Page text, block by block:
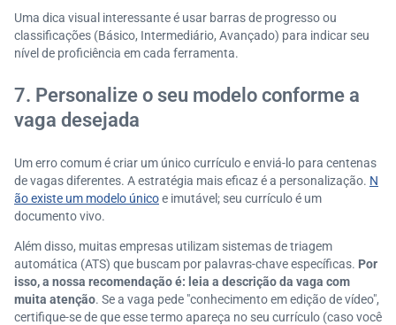
Uma dica visual interessante é usar barras de progresso ou
classificações (Básico, Intermediário, Avançado) para indicar seu
nível de proficiência em cada ferramenta.
7. Personalize o seu modelo conforme a
vaga desejada
Um erro comum é criar um único currículo e enviá-lo para centenas
de vagas diferentes. A estratégia mais eficaz é a personalização. N
ão existe um modelo únicoe imutável; seu currículo é um
documento vivo.
Além disso, muitas empresas utilizam sistemas de triagem
automática (ATS) que buscam por palavras-chave específicas. Por
isso, a nossa recomendação é: leia a descrição da vaga com
muita atenção. Se a vaga pede "conhecimento em edição de vídeo",
certifique-se de que esse termo apareça no seu currículo (caso você